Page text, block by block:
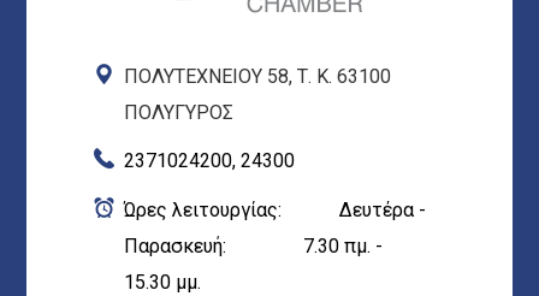
ΠΟΛΥΤΕΧΝΕΙΟΥ 58, Τ. Κ. 63100
ΠΟΛΥΓΥΡΟΣ
2371024200, 24300
Ώρες λειτουργίας: Δευτέρα -
Παρασκευή: 7.30 πμ. -
15.30 μμ.